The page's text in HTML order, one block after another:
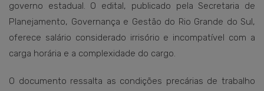
governo estadual. O edital, publicado pela Secretaria de
Planejamento, Governança e Gestão do Rio Grande do Sul,
oferece salário considerado irrisório e incompatível com a
carga horária e a complexidade do cargo.
O documento ressalta as condições precárias de trabalho